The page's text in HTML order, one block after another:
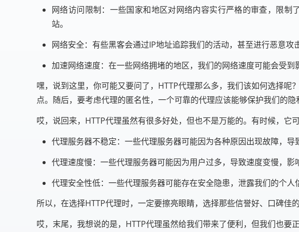
网络访问限制：一些国家和地区对网络内容实行严格的审查，限
站。
网络安全：有些黑客会通过IP地址追踪我们的活动，甚至进行恶意攻
加速网络速度：在一些网络拥堵的地区，我们的网络速度可能会受
嘿，说到这里，你可能又要问了，HTTP代理那么多，我们该如何选择
点。随后，要考虑代理的匿名性，一个可靠的代理应该能够保护我们的
哎，说回来，HTTP代理虽然有很多好处，但也不是万能的。有时候，它
代理服务器不稳定：一些代理服务器可能因为各种原因出现故障，导
代理速度慢：一些代理服务器可能因为用户过多，导致速度变慢，影
代理安全性低：一些代理服务器可能存在安全隐患，泄露我们的个人
所以，在选择HTTP代理时，一定要擦亮眼睛，选择那些信誉好、口碑佳的
哎，末尾，我想说的是，HTTP代理虽然给我们带来了便利，但我们也要